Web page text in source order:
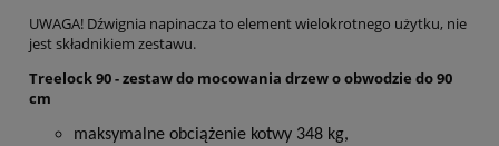
UWAGA! Dźwignia napinacza to element wielokrotnego użytku, nie
jest składnikiem zestawu.
Treelock 90 - zestaw do mocowania drzew o obwodzie do 90
cm
maksymalne obciążenie kotwy 348 kg,